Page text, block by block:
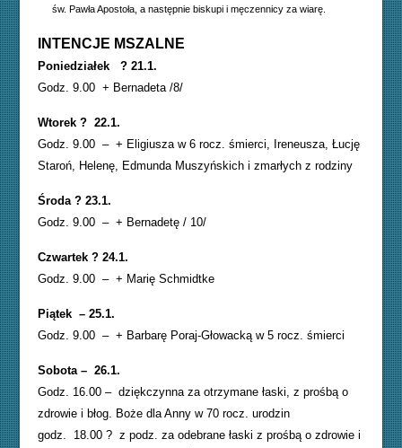
św. Pawła Apostoła, a następnie biskupi i męczennicy za wiarę.
INTENCJE MSZALNE
Poniedziałek ? 21.1.
Godz. 9.00 + Bernadeta /8/
Wtorek ? 22.1.
Godz. 9.00 – + Eligiusza w 6 rocz. śmierci, Ireneusza, Łucję
Staroń, Helenę, Edmunda Muszyńskich i zmarłych z rodziny
Środa ? 23.1.
Godz. 9.00 – + Bernadetę / 10/
Czwartek ? 24.1.
Godz. 9.00 – + Marię Schmidtke
Piątek – 25.1.
Godz. 9.00 – + Barbarę Poraj-Głowacką w 5 rocz. śmierci
Sobota – 26.1.
Godz. 16.00 – dziękczynna za otrzymane łaski, z prośbą o
zdrowie i błog. Boże dla Anny w 70 rocz. urodzin
godz. 18.00 ? z podz. za odebrane łaski z prośbą o zdrowie i